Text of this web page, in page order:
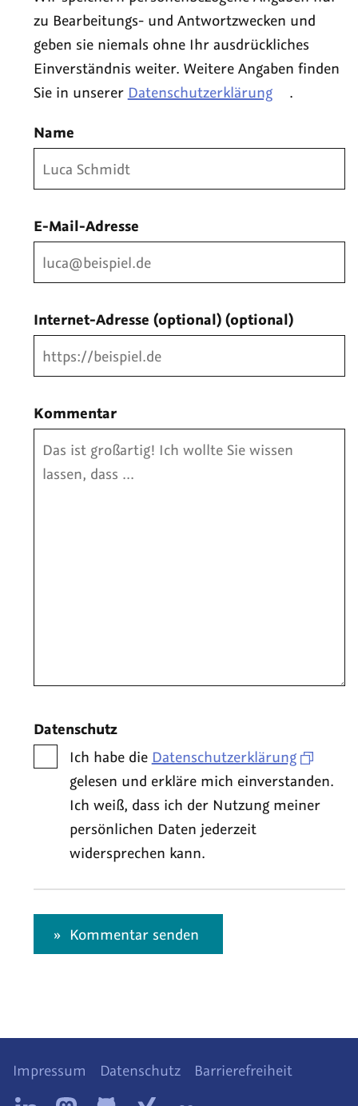
zu Bearbeitungs- und Antwortzwecken und
geben sie niemals ohne Ihr ausdrückliches
Einverständnis weiter. Weitere Angaben finden
Sie in unserer Datenschutzerklärung .
Name
E-Mail-Adresse
Internet-Adresse (optional) (optional)
Kommentar
Datenschutz
Ich habe die Datenschutzerklärung
gelesen und erkläre mich einverstanden.
Ich weiß, dass ich der Nutzung meiner
persönlichen Daten jederzeit
widersprechen kann.
Kommentar senden
Impressum Datenschutz
Barrierefreiheit
Diese